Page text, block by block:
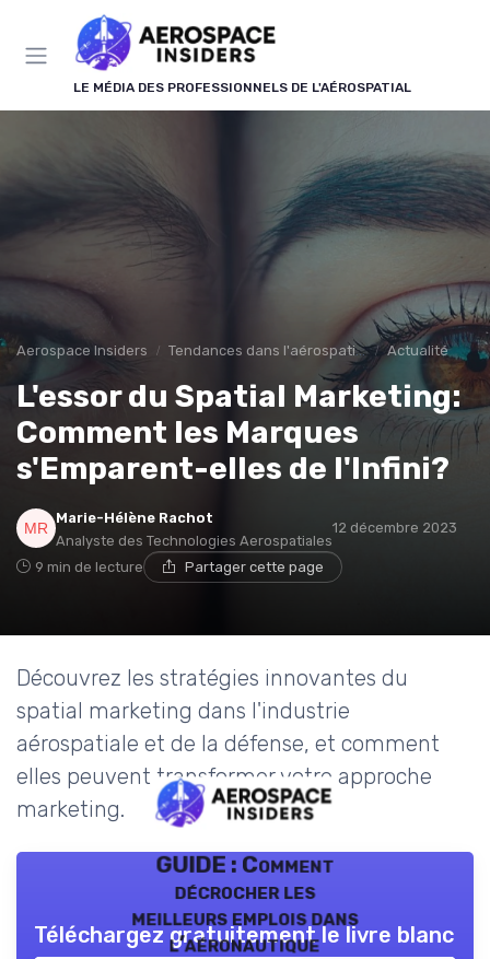
LE MÉDIA DES PROFESSIONNELS DE L'AÉROSPATIAL
Aerospace Insiders Tendances dans l'aérospatial Actualité
L'essor du Spatial Marketing:
Comment les Marques
s'Emparent-elles de l'Infini?
Marie-Hélène Rachot
Analyste des Technologies Aerospatiales
12 décembre 2023
9 min de lecture Partager cette page
Découvrez les stratégies innovantes du
spatial marketing dans l'industrie
aérospatiale et de la défense, et comment
elles peuvent transformer votre approche
marketing.
GUIDE : Comment
décrocher les
meilleurs emplois dans
l’aéronautique
Téléchargez gratuitement le livre blanc
Panneau de gestion des cookies